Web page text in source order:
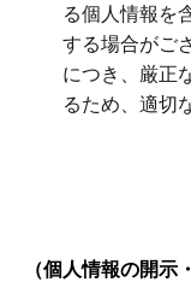
る個人情報を
する場合がご
につき、厳正
るため、適切
（個人情報の開示